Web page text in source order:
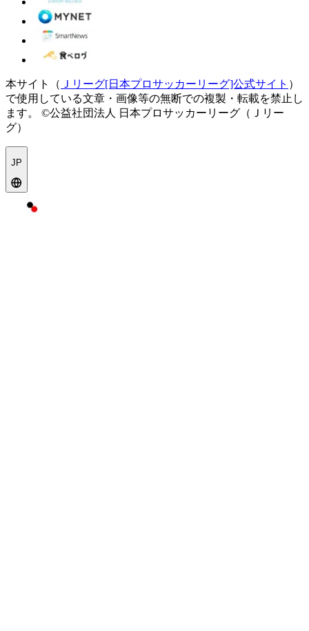
本サイト（ Ｊリーグ[日本プロサッカーリーグ]公式サイト ）
で使用している文章・画像等の無断での複製・転載を禁止し
ます。
©公益社団法人 日本プロサッカーリーグ（Ｊリー
グ）
JP